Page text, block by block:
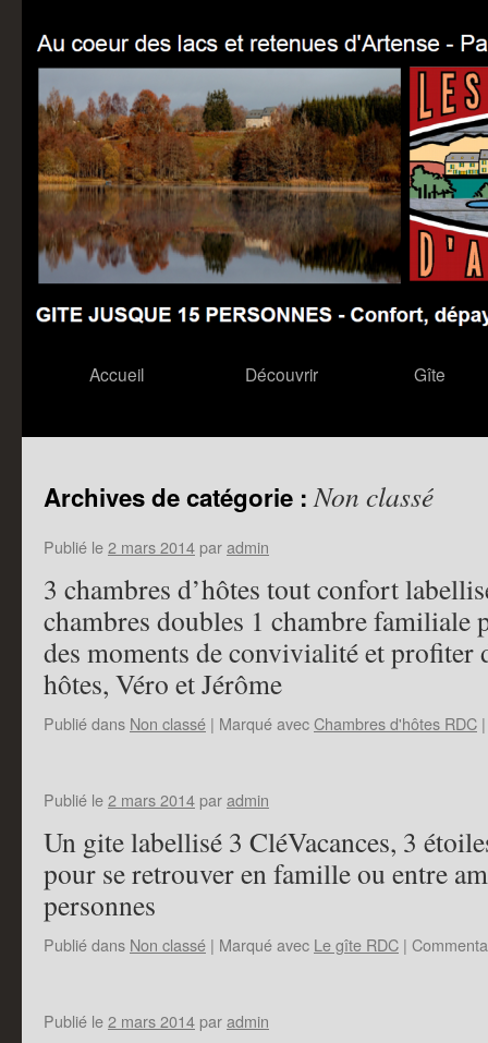
Aller
Accueil Découvrir Gîte
Archives de catégorie :Non classé
Publié le2 mars 2014 paradmin
3 chambres d’hôtes tout confort
chambres doubles 1 chambre familiale
des moments de convivialité et profiter
hôtes, Véro et Jérôme
Publié dans Non classé | Marqué avecChambres d'hôtes RDC |
Publié le2 mars 2014 paradmin
Un gite labellisé 3 CléVacances, 3
pour se retrouver en famille ou entre
personnes
Publié dans Non classé | Marqué avec Le gîte RDC |
Publié le2 mars 2014 paradmin